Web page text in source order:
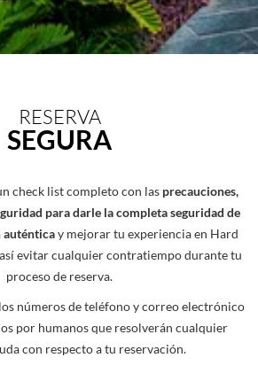
RESERVA
SEGURA
check list completo con las precauciones,
para darle la completa seguridad de
auténticay mejorar tu experiencia en Hard
evitar cualquier contratiempo durante tu
proceso de reserva.
números de teléfono y correo electrónico
por humanos que resolverán cualquier
con respecto a tu reservación.